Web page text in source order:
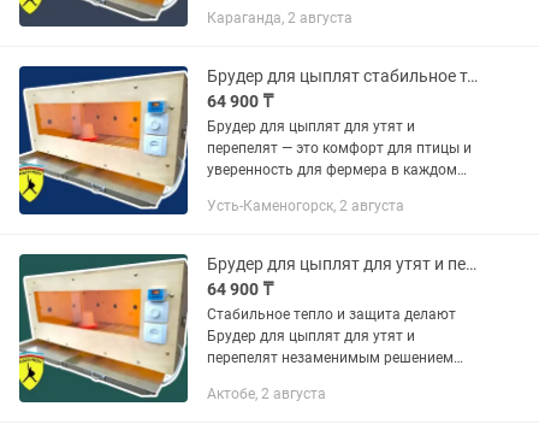
Брудер для цыплят для утят и
Караганда, 2 августа
Брудер для цыплят стабильное тепло с первых дней
64 900 ₸
Брудер для цыплят для утят и
перепелят — это комфорт для птицы и
уверенность для фермера в каждом
жизни Брудер для цыплят для утят и
Усть-Каменогорск, 2 августа
Брудер для цыплят для утят и перепелят без сквозняков
64 900 ₸
Стабильное тепло и защита делают
Брудер для цыплят для утят и
перепелят незаменимым решением
птицеводов. Брудер для цыплят для
Актобе, 2 августа